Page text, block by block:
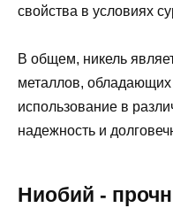
свойства в условиях
В общем, никель
металлов,
использование в
надежность и
Ниобий -